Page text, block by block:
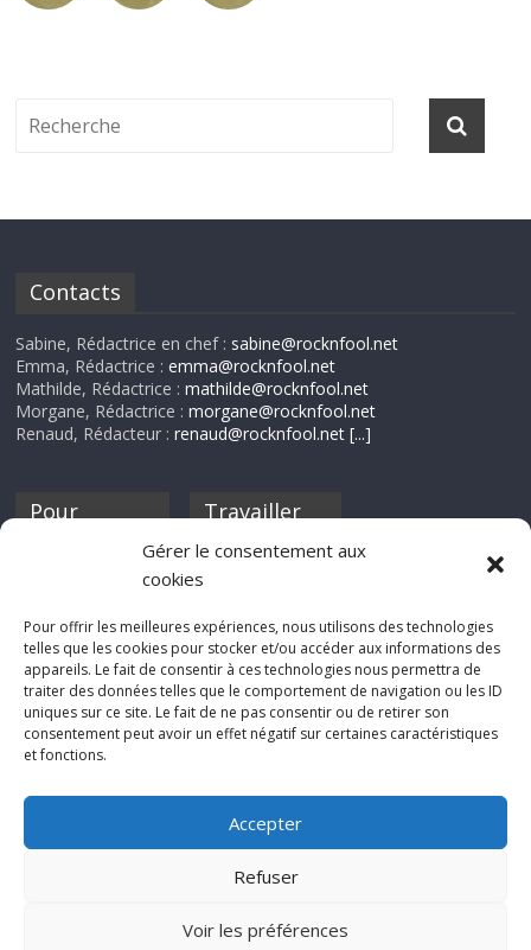
Gérer le consentement aux
cookies
Pour offrir les meilleures expériences, nous utilisons des technologies
telles que les cookies pour stocker et/ou accéder aux informations des
appareils. Le fait de consentir à ces technologies nous permettra de
traiter des données telles que le comportement de navigation ou les ID
uniques sur ce site. Le fait de ne pas consentir ou de retirer son
consentement peut avoir un effet négatif sur certaines caractéristiques
et fonctions.
Accepter
Refuser
Voir les préférences
Contacts
Sabine, Rédactrice en chef : sabine@rocknfool.net
Emma, Rédactrice :emma@rocknfool.net
Mathilde, Rédactrice :mathilde@rocknfool.net
Morgane, Rédactrice :morgane@rocknfool.net
Renaud, Rédacteur :renaud@rocknfool.net [...]
Pour
discothèque
Travailler
Si tu souhaites
Rocknfool, n'hésite
pas à nous envoyer
tes chroniques de
concerts, de films,
séries ou des billets
d'humeur :
net